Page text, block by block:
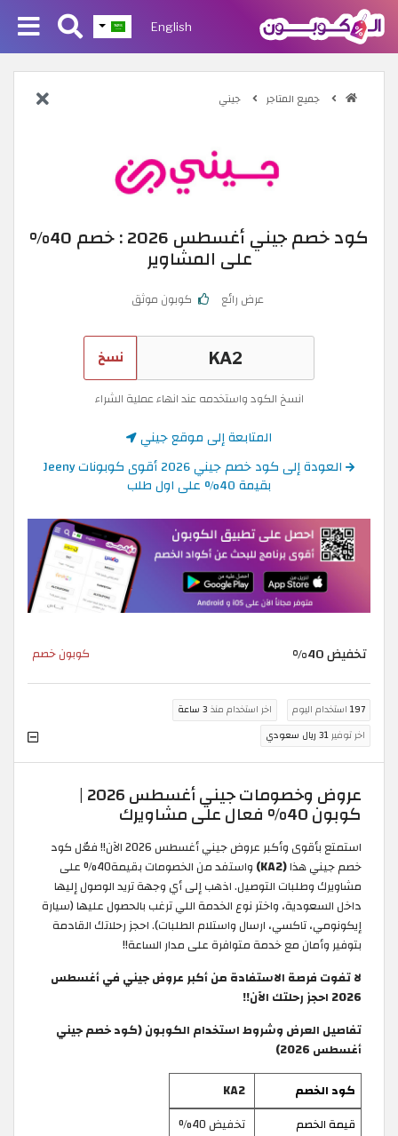
English
جميع المتاجر جيني
كود خصم جيني أغسطس 2026 : خصم 40%
على المشاوير
عرض رائع كوبون موثق
نسخ
انسخ الكود واستخدمه عند انهاء عملية الشراء
المتابعة إلى موقع جيني
العودة إلى كود خصم جيني 2026 أقوى كوبونات Jeeny
بقيمة 40% على اول طلب
تخفيض 40% كوبون خصم
197 استخدام اليوم اخر استخدام منذ 3 ساعة
اخر توفير31 ريال سعودي
عروض وخصومات جيني أغسطس 2026 |
كوبون 40% فعال على مشاويرك
استمتع بأقوى وأكبر عروض جيني أغسطس 2026 الآن!! فعّل كود
خصم جيني هذا(KA2) واستفد من الخصومات بقيمة40%
على
مشاويرك وطلبات التوصيل. اذهب إلى أي وجهة تريد الوصول إليها
داخل السعودية، واختر نوع الخدمة اللي ترغب بالحصول عليها (سيارة
إيكونومي، تاكسي، ارسال واستلام الطلبات). احجز رحلاتك القادمة
بتوفير وأمان مع خدمة متوافرة على مدار الساعة!!
لا تفوت فرصة الاستفادة من أكبر عروض جيني في أغسطس
2026 احجز رحلتك الآن!!
تفاصيل العرض وشروط استخدام الكوبون (كود خصم جيني
أغسطس 2026)
كود الخصم
KA2
قيمة الخصم
تخفيض 40%